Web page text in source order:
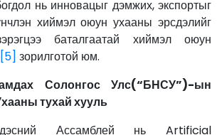
нь инновацыг дэмжих, экспортыг
хиймэл оюун ухааны эрсдэлийг
баталгаатай хиймэл оюун
[5] зорилготой юм.
Солонгос Улс(“БНСУ”)-ын
тухай хууль
Ассамблей нь Artificial